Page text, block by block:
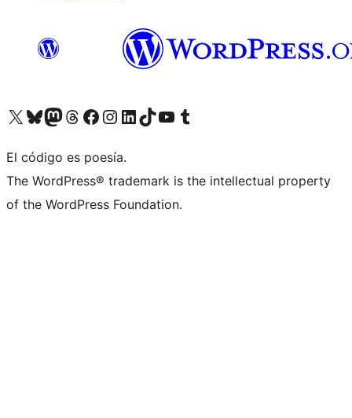
Visita nuestra cuenta de X (anteriormente Twitter)
Visita nuestra cuenta de Bluesky
Visita nuestra cuenta de Mastodon
Visita nuestra cuenta de Threads
Visita nuestra página de Facebook
Visita nuestra cuenta de Instagram
Visita nuestra cuenta de LinkedIn
Visita nuestra cuenta de TikTok
Visita nuestro canal de YouTube
Visita nuestra cuenta de Tumblr
El código es poesía.
The WordPress® trademark is the intellectual property
of the WordPress Foundation.